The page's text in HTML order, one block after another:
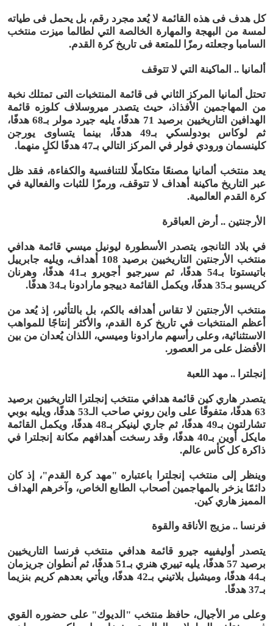
كل هدف فى هذه القائمة لا يُعد مجرد رقم، بل يحمل فى طياته
لمسة من البهجة والمهارة الخالصة التي لطالما ميزت منتخب
السامبا وجعلته رمزًا للمتعة فى تاريخ كرة القدم.
ألمانيا .. الماكينة التي لا تتوقف
تحتل ألمانيا المركز الثاني فى قائمة المنتخبات التى تمتلك نخبة
من المهاجمين الأفذاذ، حيث يتصدر ميروسلاف كلوزه قائمة
الهدافين التاريخيين برصيد 71 هدفًا، يليه جيرد مولر بـ68 هدفًا،
ثم لوكاس بودولسكي بـ49 هدفًا، بينما يتساوى يورجن
كلينسمان ورودي فولر في المركز التالي بـ47 هدفًا لكلٍ منهما.
يعد منتخب ألمانيا مصنعًا متكاملًا للتنافسية والكفاءة، فقد ظل
عبر التاريخ ماكينة أهداف لا تتوقف، ورمزًا للثبات والفعالية في
كرة القدم العالمية.
الأرجنتين .. أرض العباقرة
في بلاد التانجو، يتصدر الأسطورة ليونيل ميسي قائمة هدافي
منتخب الأرجنتين التاريخيين برصيد 108 أهداف، ويليه جابرييل
باتيستوتا بـ54 هدفًا، ثم سيرجيو أجويرو بـ41 هدفًا، وهرنان
كريسبو بـ35 هدفًا، ويكمل القائمة دييجو مارادونا بـ34 هدفًا.
منتخب الأرجنتين لا تقاس أهدافه بالكم، بل بالتأثير، إذ يُعد من
أعظم المنتخبات في تاريخ كرة القدم، والأكثر إنتاجًا للمواهب
الاستثنائية، وعلى رأسهم مارادونا وميسي، اللذان يُعدان من بين
الأفضل على مر العصور.
إنجلترا .. مهد اللعبة
يتصدر هاري كين قائمة هدافي منتخب إنجلترا التاريخيين برصيد
63 هدفًا، متفوقًا على واين روني صاحب الـ53 هدفًا، ويليه بوبي
تشارلتون بـ49 هدفًا، ثم جاري لينيكر بـ48 هدفًا، ويكمل القائمة
مايكل أوين بـ40 هدفًا، وقد رسخت أهدافهم مكانة إنجلترا في
ذاكرة كل كأس عالم.
وينظر إلى منتخب إنجلترا باعتباره "مهد كرة القدم"، إذ كان
دائمًا يزخر بالمهاجمين أصحاب الطابع الخاص، وآخرهم الهداف
المميز هاري كين.
فرنسا .. مزيج الأناقة والقوة
يتصدر أوليفييه جيرو قائمة هدافي منتخب فرنسا التاريخيين
برصيد 57 هدفًا، يليه تييري هنري بـ51 هدفًا، ثم أنطوان جريزمان
بـ44 هدفًا، وميشيل بلاتيني بـ42 هدفًا، ويأتي بعدهم كريم بنزيما
بـ37 هدفًا.
وعلى مر الأجيال، حافظ منتخب "الديوك" على حضوره القوي